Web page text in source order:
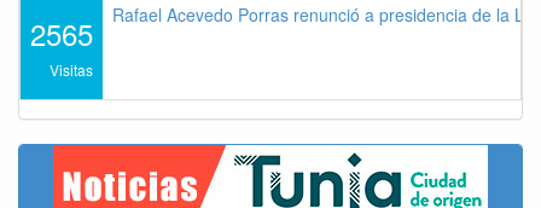
2565
Visitas
Rafael Acevedo Porras renunció a presidencia de la